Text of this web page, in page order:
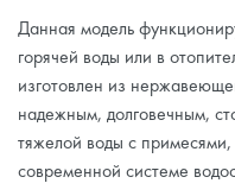
Данная модель
горячей воды или в
изготовлен из
надежным, долговечным,
тяжелой воды с
современной системе